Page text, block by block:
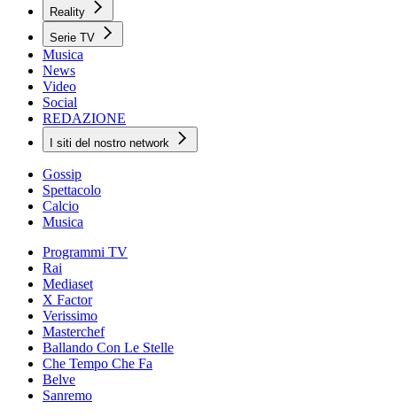
Reality
Serie TV
Musica
News
Video
Social
REDAZIONE
I siti del nostro network
Gossip
Spettacolo
Calcio
Musica
Programmi TV
Rai
Mediaset
X Factor
Verissimo
Masterchef
Ballando Con Le Stelle
Che Tempo Che Fa
Belve
Sanremo